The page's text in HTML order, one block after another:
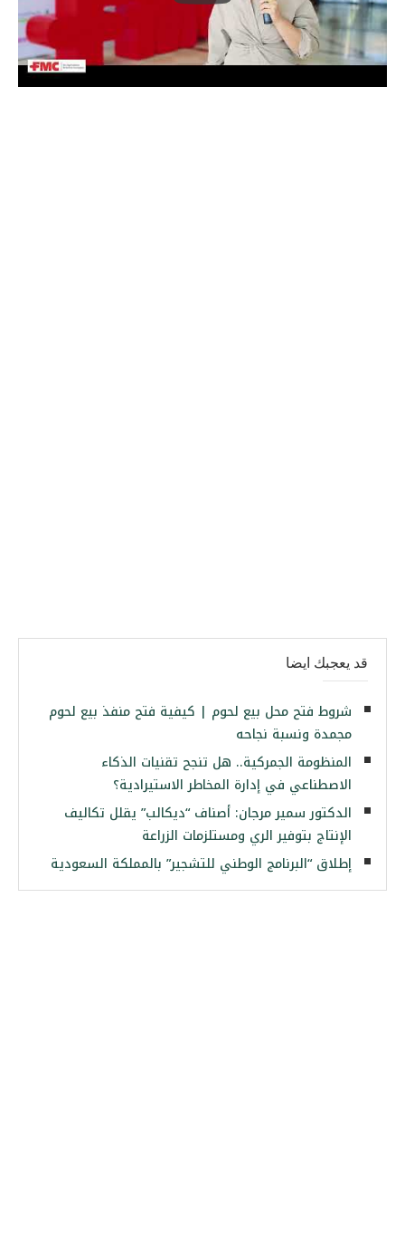
قد يعجبك ايضا
شروط فتح محل بيع لحوم | كيفية فتح منفذ بيع لحوم
مجمدة ونسبة نجاحه
المنظومة الجمركية.. هل تنجح تقنيات الذكاء
الاصطناعي في إدارة المخاطر الاستيرادية؟
الدكتور سمير مرجان: أصناف “ديكالب” يقلل تكاليف
الإنتاج بتوفير الري ومستلزمات الزراعة
إطلاق “البرنامج الوطني للتشجير” بالمملكة السعودية